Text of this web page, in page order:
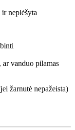
neplėšyta
ar vanduo pilamas
žarnutė nepažeista)